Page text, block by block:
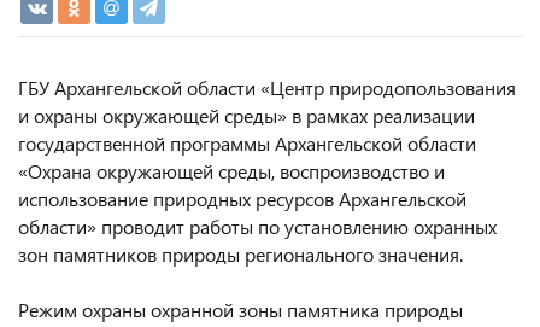
ГБУ Архангельской области «Центр природопользования
и охраны окружающей среды» в рамках реализации
государственной программы Архангельской области
«Охрана окружающей среды, воспроизводство и
использование природных ресурсов Архангельской
области» проводит работы по установлению охранных
зон памятников природы регионального значения.
Режим охраны охранной зоны памятника природы